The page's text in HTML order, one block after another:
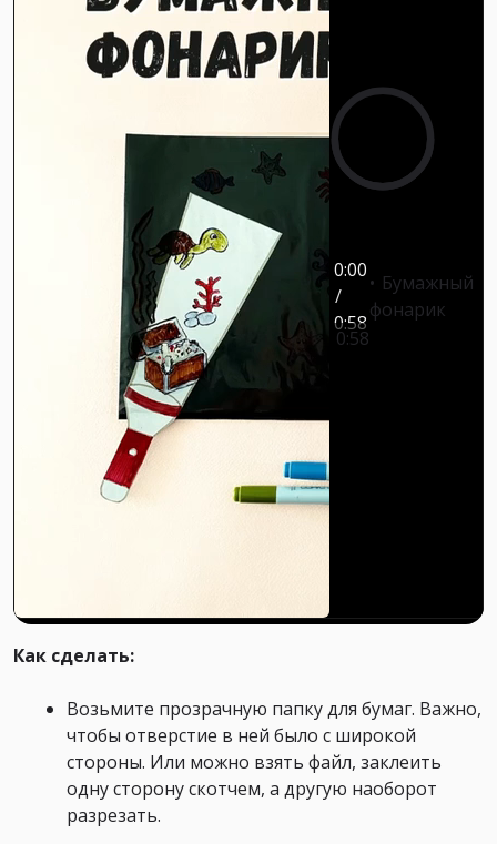
0:00
/
0:58
Бумажный
фонарик
0:58
Как сделать:
Возьмите прозрачную папку для бумаг. Важно,
чтобы отверстие в ней было с широкой
стороны. Или можно взять файл, заклеить
одну сторону скотчем, а другую наоборот
разрезать. ⠀